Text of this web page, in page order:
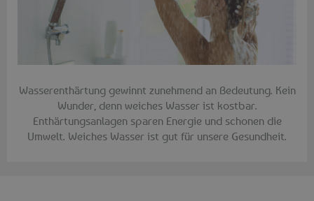
Wasserenthärtung gewinnt zunehmend an Bedeutung. Kein
Wunder, denn weiches Wasser ist kostbar.
Enthärtungsanlagen sparen Energie und schonen die
Umwelt. Weiches Wasser ist gut für unsere Gesundheit.